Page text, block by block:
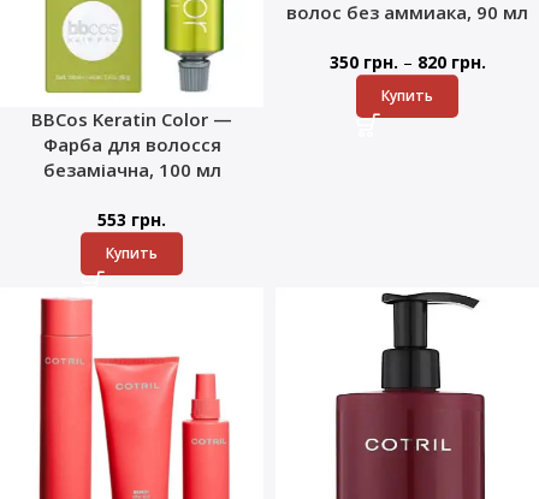
BBCos Keratin Color —
Фарба для волосся
безаміачна, 100 мл
553 грн.
Купить
волос без аммиака, 90 мл
350 грн. – 820 грн.
Купить